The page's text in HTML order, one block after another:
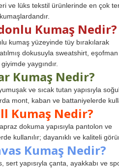
ve lüks tekstil ürünlerinde en çok
Kumaş Nedir?
kumaş yüzeyinde tüy bırakılarak
dokusuyla sweatshirt,
yaygındır.
Kumaş Nedir?
ve sıcak tutan yapısıyla
mont, kaban ve battaniyelerde
Kumaş Nedir?
dokuma yapısıyla pantolon ve
kullanılır; dayanıklı ve kaliteli
Kumaş Nedir?
sert yapısıyla çanta, ayakkabı ve